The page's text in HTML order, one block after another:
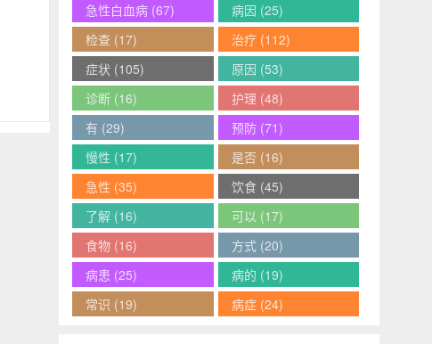
急性白血病 (67) 病因 (25)
检查 (17) 治疗(112)
症状 (105) 原因 (53)
诊断 (16) 护理 (48)
有 (29) 预防(71)
慢性 (17) 是否 (16)
急性 (35) 饮食(45)
了解 (16) 可以 (17)
食物 (16) 方式(20)
病患 (25) 病的 (19)
常识 (19) 病症(24)